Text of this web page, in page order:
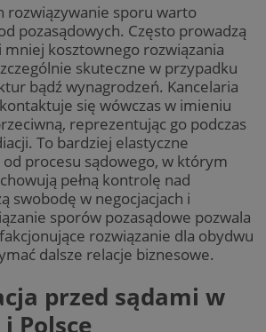
rozwiązywanie sporu warto
pozasądowych. Często prowadzą
mniej kosztownego rozwiązania
skuteczne w przypadku
bądź wynagrodzeń. Kancelaria
się wówczas w imieniu
reprezentując go podczas
To bardziej elastyczne
procesu sądowego, w którym
pełną kontrolę nad
swobodę w negocjacjach i
sporów pozasądowe pozwala
rozwiązanie dla obydwu
dalsze relacje biznesowe.
przed sądami w
Polsce